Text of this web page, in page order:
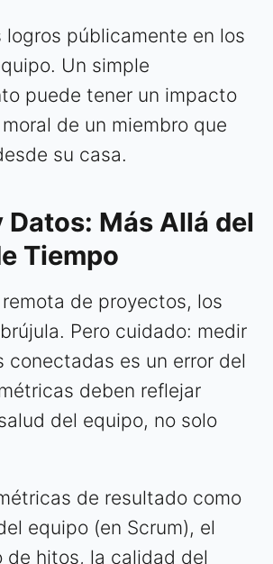
logros públicamente en los
Un simple
puede tener un impacto
de un miembro que
su casa.
Más Allá del
Tiempo
de proyectos, los
Pero cuidado: medir
conectadas es un error del
deben reflejar
del equipo, no solo
de resultado como
equipo (en Scrum), el
de hitos, la calidad del